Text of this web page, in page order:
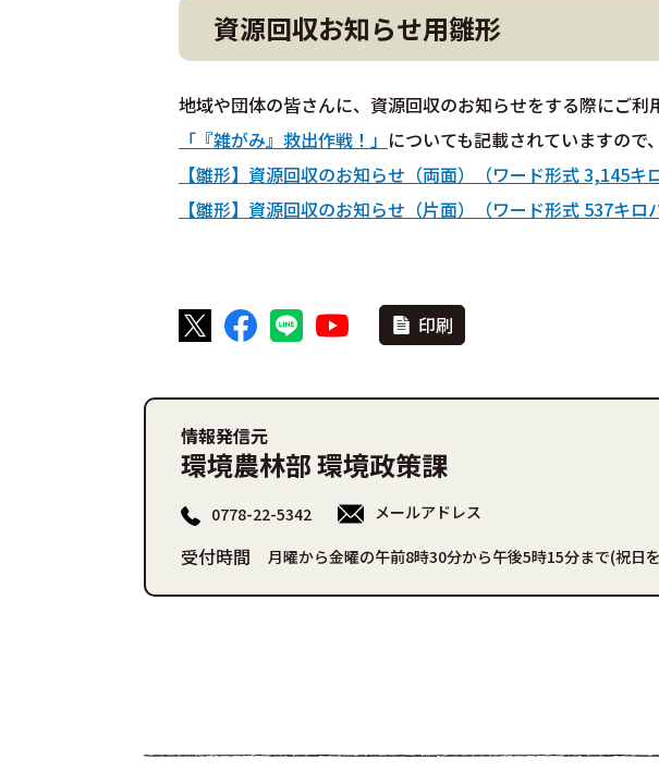
資源回収お知らせ用雛形
地域や団体の皆さんに、資源回収のお知らせをする際にご利
「『雑がみ』救出作戦！」 についても記載されていますので
【雛形】資源回収のお知らせ（両面）（ワード形式 3,145キ
【雛形】資源回収のお知らせ（片面）（ワード形式 537キロ
印刷
情報発信元
環境農林部 環境政策課
0778-22-5342 メールアドレス
受付時間 月曜から金曜の午前8時30分から午後5時15分まで(祝日